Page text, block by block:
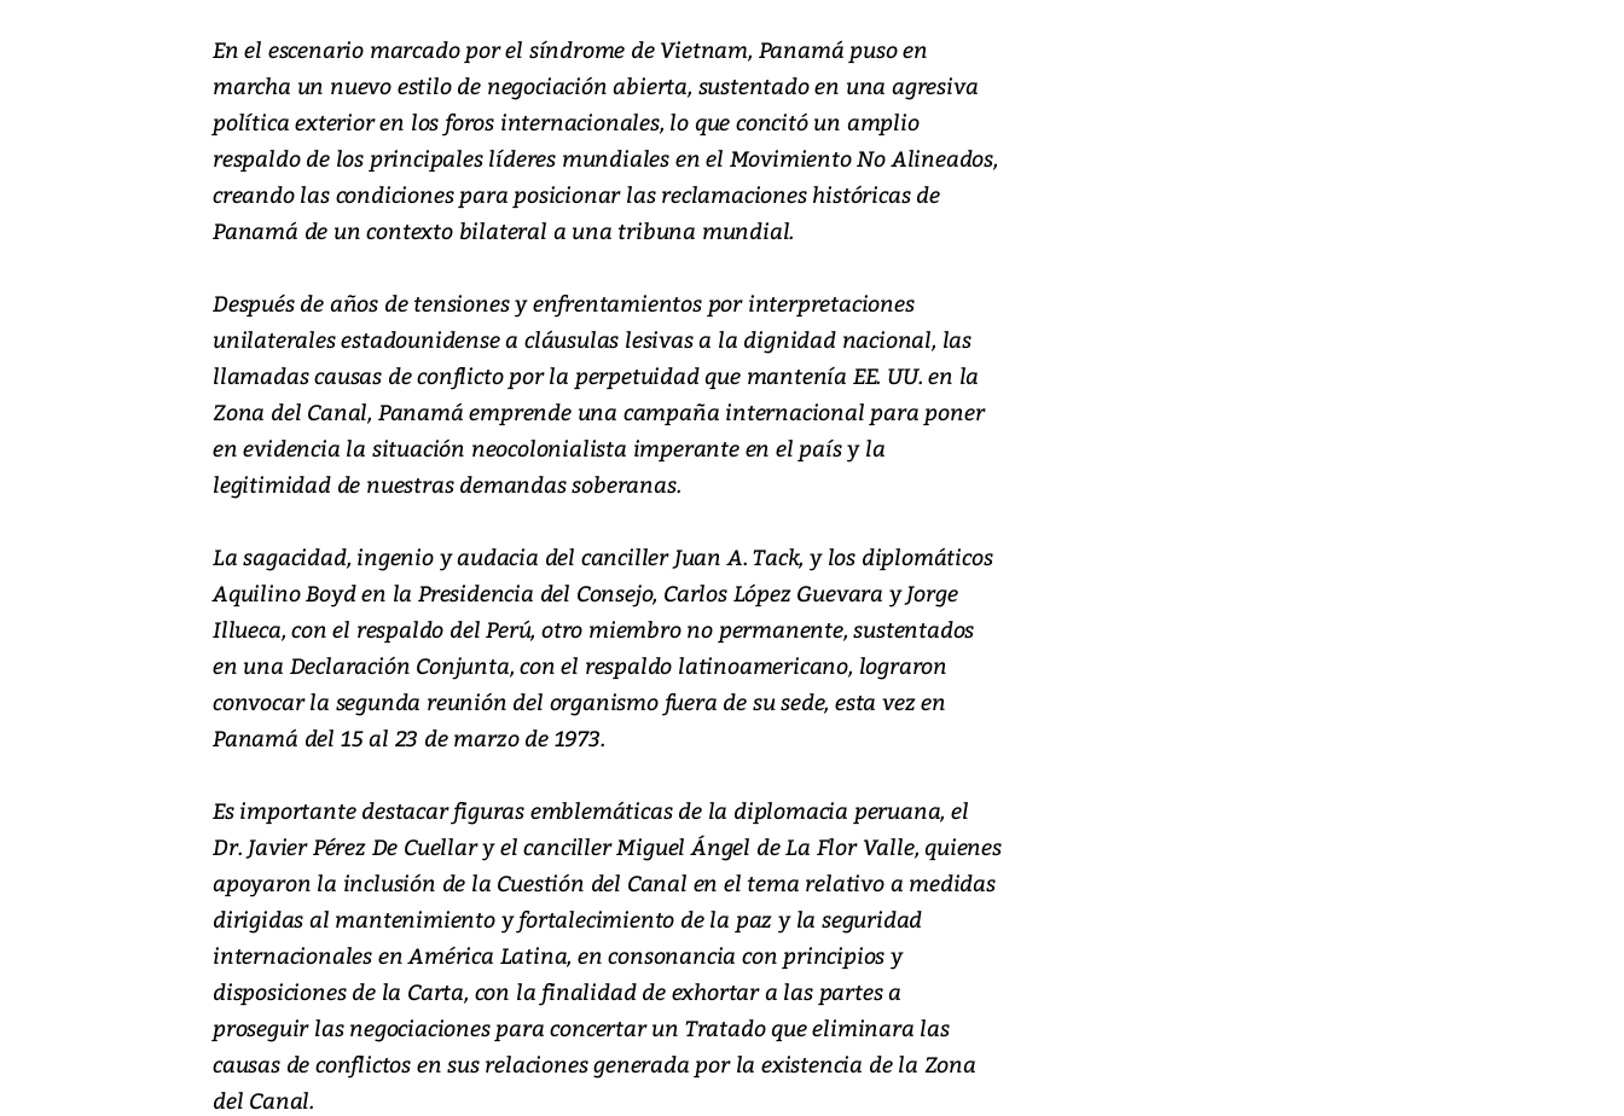
En el escenario marcado por el síndrome de Vietnam, Panamá puso en
marcha un nuevo estilo de negociación abierta, sustentado en una agresiva
política exterior en los foros internacionales, lo que concitó un amplio
respaldo de los principales líderes mundiales en el Movimiento No Alineados,
creando las condiciones para posicionar las reclamaciones históricas de
Panamá de un contexto bilateral a una tribuna mundial.
Después de años de tensiones y enfrentamientos por interpretaciones
unilaterales estadounidense a cláusulas lesivas a la dignidad nacional, las
llamadas causas de conflicto por la perpetuidad que mantenía EE. UU. en la
Zona del Canal, Panamá emprende una campaña internacional para poner
en evidencia la situación neocolonialista imperante en el país y la
legitimidad de nuestras demandas soberanas.
La sagacidad, ingenio y audacia del canciller Juan A. Tack, y los diplomáticos
Aquilino Boyd en la Presidencia del Consejo, Carlos López Guevara y Jorge
Illueca, con el respaldo del Perú, otro miembro no permanente, sustentados
en una Declaración Conjunta, con el respaldo latinoamericano, lograron
convocar la segunda reunión del organismo fuera de su sede, esta vez en
Panamá del 15 al 23 de marzo de 1973.
Es importante destacar figuras emblemáticas de la diplomacia peruana, el
Dr. Javier Pérez De Cuellar y el canciller Miguel Ángel de La Flor Valle, quienes
apoyaron la inclusión de la Cuestión del Canal en el tema relativo a medidas
dirigidas al mantenimiento y fortalecimiento de la paz y la seguridad
internacionales en América Latina, en consonancia con principios y
disposiciones de la Carta, con la finalidad de exhortar a las partes a
proseguir las negociaciones para concertar un Tratado que eliminara las
causas de conflictos en sus relaciones generada por la existencia de la Zona
del Canal.